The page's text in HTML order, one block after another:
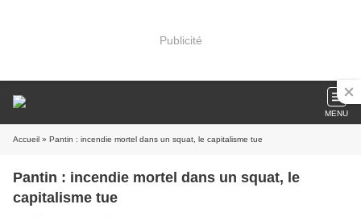
Publicité
MENU
Accueil » Pantin : incendie mortel dans un squat, le capitalisme tue
Pantin : incendie mortel dans un squat, le
capitalisme tue